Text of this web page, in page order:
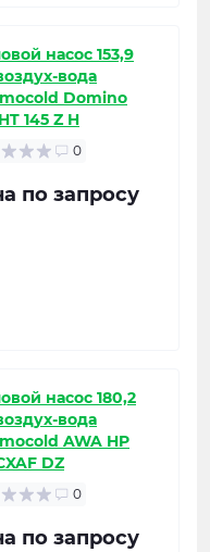
насос 153,9
вода
Domino
145 Z H
0
по запросу
насос 180,2
вода
AWA HP
DZ
0
по запросу